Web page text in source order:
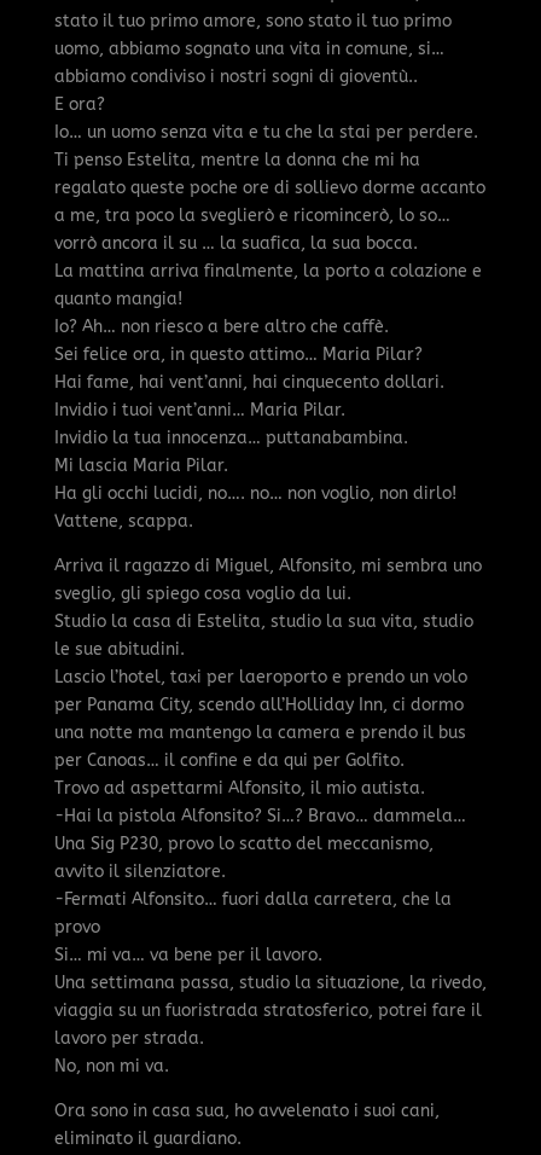
stato il tuo primo amore, sono stato il tuo primo
uomo, abbiamo sognato una vita in comune, si…
abbiamo condiviso i nostri sogni di gioventù..
E ora?
Io… un uomo senza vita e tu che la stai per perdere.
Ti penso Estelita, mentre la donna che mi ha
regalato queste poche ore di sollievo dorme accanto
a me, tra poco la sveglierò e ricomincerò, lo so…
vorrò ancora il su … la suafica, la sua bocca.
La mattina arriva finalmente, la porto a colazione e
quanto mangia!
Io? Ah… non riesco a bere altro che caffè.
Sei felice ora, in questo attimo… Maria Pilar?
Hai fame, hai vent’anni, hai cinquecento dollari.
Invidio i tuoi vent’anni… Maria Pilar.
Invidio la tua innocenza… puttanabambina.
Mi lascia Maria Pilar.
Ha gli occhi lucidi, no…. no… non voglio, non dirlo!
Vattene, scappa.
Arriva il ragazzo di Miguel, Alfonsito, mi sembra uno
sveglio, gli spiego cosa voglio da lui.
Studio la casa di Estelita, studio la sua vita, studio
le sue abitudini.
Lascio l’hotel, taxi per laeroporto e prendo un volo
per Panama City, scendo all’Holliday Inn, ci dormo
una notte ma mantengo la camera e prendo il bus
per Canoas… il confine e da qui per Golfito.
Trovo ad aspettarmi Alfonsito, il mio autista.
-Hai la pistola Alfonsito? Si…? Bravo… dammela…
Una Sig P230, provo lo scatto del meccanismo,
avvito il silenziatore.
-Fermati Alfonsito… fuori dalla carretera, che la
provo
Si… mi va… va bene per il lavoro.
Una settimana passa, studio la situazione, la rivedo,
viaggia su un fuoristrada stratosferico, potrei fare il
lavoro per strada.
No, non mi va.
Ora sono in casa sua, ho avvelenato i suoi cani,
eliminato il guardiano.